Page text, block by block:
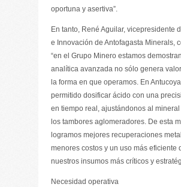
oportuna y asertiva”.
En tanto, René Aguilar, vicepresidente
e Innovación de Antofagasta Minerals,
“en el Grupo Minero estamos
analítica avanzada no sólo genera
la forma en que operamos. En
permitido dosificar ácido con una
en tiempo real, ajustándonos al
los tambores aglomeradores. De esta
logramos mejores recuperaciones
menores costos y un uso más eficiente
nuestros insumos más críticos y
Necesidad operativa